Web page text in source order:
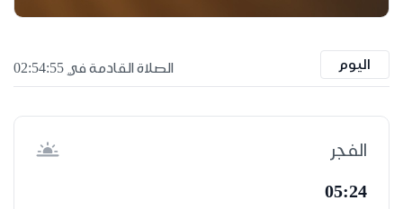
اليوم الصلاة القادمة في 02:54:54
الفجر
05:24